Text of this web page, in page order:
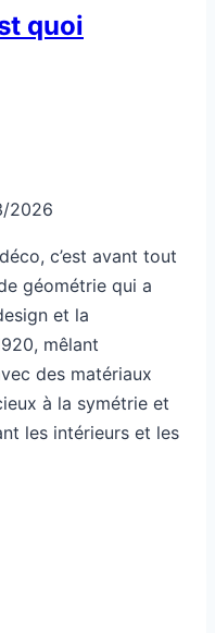
quoi
2026
c’est avant tout
géométrie qui a
et la
mêlant
des matériaux
à la symétrie et
les intérieurs et les